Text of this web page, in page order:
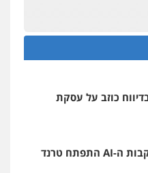
שירותים מקצועיים
מיליון שקל על דירה
כוזב על עסקת
כנס תובענות ייצוגיות: "בעקבות ה-AI התפתח טרנד